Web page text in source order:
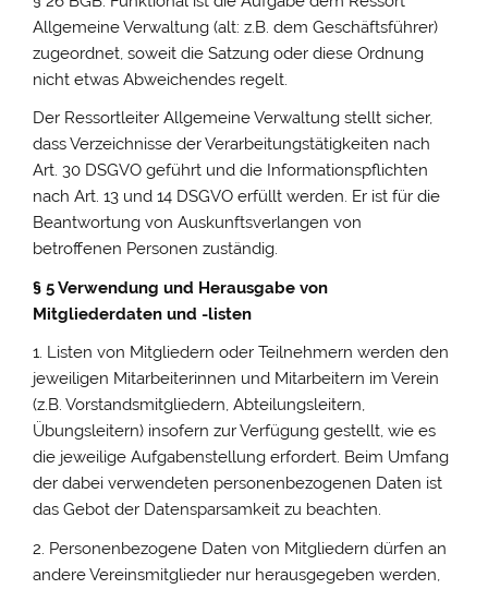
Allgemeine Verwaltung (alt: z.B. dem Geschäftsführer)
zugeordnet, soweit die Satzung oder diese Ordnung
nicht etwas Abweichendes regelt.
Der Ressortleiter Allgemeine Verwaltung stellt sicher,
dass Verzeichnisse der Verarbeitungstätigkeiten nach
Art. 30 DSGVO geführt und die Informationspflichten
nach Art. 13 und 14 DSGVO erfüllt werden. Er ist für die
Beantwortung von Auskunftsverlangen von
betroffenen Personen zuständig.
§ 5 Verwendung und Herausgabe von
Mitgliederdaten und -listen
1. Listen von Mitgliedern oder Teilnehmern werden den
jeweiligen Mitarbeiterinnen und Mitarbeitern im Verein
(z.B. Vorstandsmitgliedern, Abteilungsleitern,
Übungsleitern) insofern zur Verfügung gestellt, wie es
die jeweilige Aufgabenstellung erfordert. Beim Umfang
der dabei verwendeten personenbezogenen Daten ist
das Gebot der Datensparsamkeit zu beachten.
2. Personenbezogene Daten von Mitgliedern dürfen an
andere Vereinsmitglieder nur herausgegeben werden,